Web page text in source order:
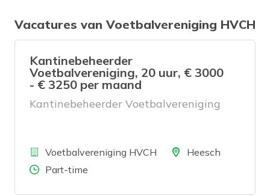
Vacatures van Voetbalvereniging HVCH
Kantinebeheerder
Voetbalvereniging, 20 uur, € 3000
- € 3250 per maand
Kantinebeheerder Voetbalvereniging
BedrijfVoetbalvereniging HVCH LocatieHeesch
Aantal uren
Part-time